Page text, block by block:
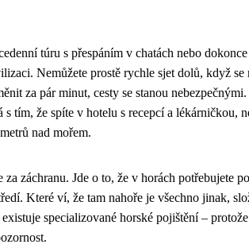
túru s přespáním v chatách nebo
Nemůžete prostě rychle sjet dolů, když se
za pár minut, cesty se stanou
s tím, že spíte v hotelu s recepcí a lékárničkou,
nad mořem.
za záchranu. Jde o to, že v horách potřebujete
Které ví, že tam nahoře je všechno jinak,
specializované horské pojištění –